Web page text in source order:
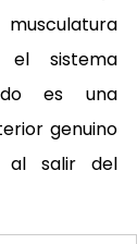
sistema
es una
genuino
al salir del